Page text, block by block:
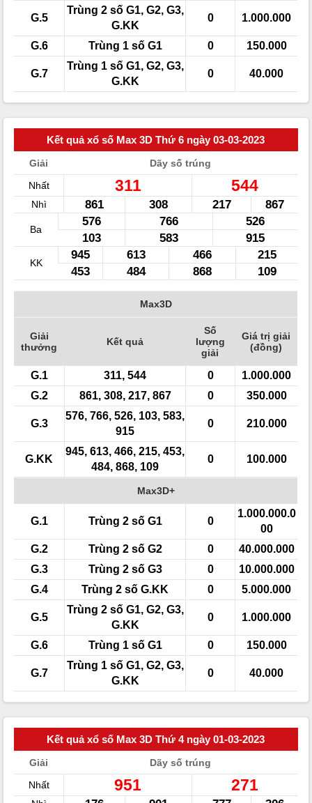
G.5
Trùng 2 số G1, G2, G3,
G.KK
0 1.000.000
G.6 Trùng 1 số G1 0 150.000
G.7
Trùng 1 số G1, G2, G3,
G.KK
0 40.000
Kết quả xổ số Max 3D Thứ 6 ngày 03-03-2023
Giải
Dãy số trúng
Nhất
311 544
Nhì 861 308 217 867
Ba
576 766
526
103
583 915
KK
945 613 466
215
453
484 868 109
Max3D
Giải
thưởng
Kết quả
Số
lượng
giải
Giá trị giải
(đồng)
G.1 311, 544 0
1.000.000
G.2
861, 308, 217, 867 0 350.000
G.3
576, 766, 526, 103, 583,
915
0 210.000
G.KK
945, 613, 466, 215, 453,
484, 868, 109
0 100.000
Max3D+
G.1 Trùng 2 số G1 0
1.000.000.0
00
G.2
Trùng 2 số G2 0
40.000.000
G.3
Trùng 2 số G3 0
10.000.000
G.4
Trùng 2 số G.KK 0 5.000.000
G.5
Trùng 2 số G1, G2, G3,
G.KK
0 1.000.000
G.6 Trùng 1 số G1 0 150.000
G.7
Trùng 1 số G1, G2, G3,
G.KK
0 40.000
Kết quả xổ số Max 3D Thứ 4 ngày 01-03-2023
Giải
Dãy số trúng
Nhất
951 271